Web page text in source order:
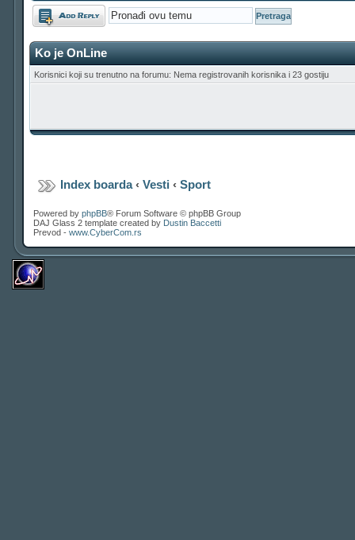
Odgovori
Ko je OnLine
Korisnici koji su trenutno na forumu: Nema registrovanih korisnika i 23 gostiju
Index boarda‹Vesti ‹Sport
Powered by phpBB® Forum Software © phpBB Group
DAJ Glass 2 template created by Dustin Baccetti
Prevod - www.CyberCom.rs